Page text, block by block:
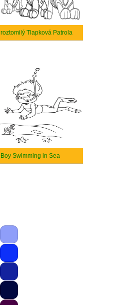
roztomilý Tlapková Patrola
Boy Swimming in Sea